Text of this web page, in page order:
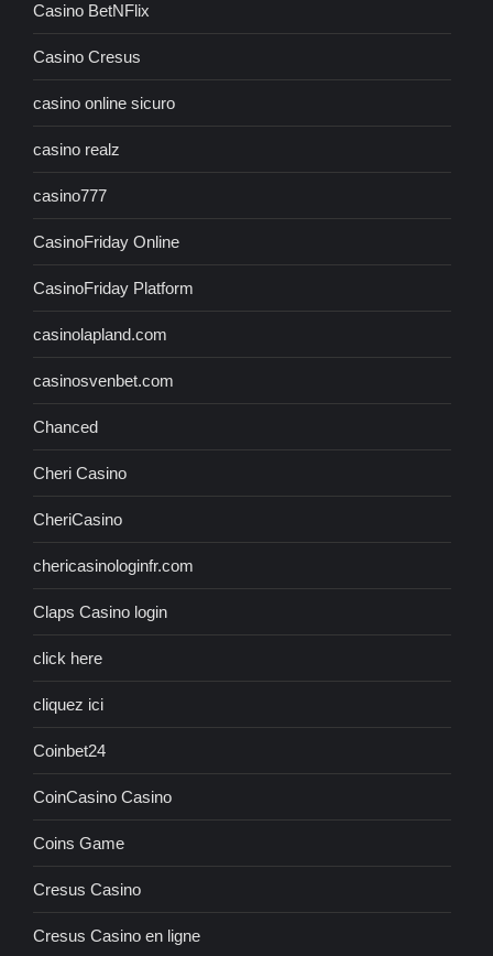
Casino BetNFlix
Casino Cresus
casino online sicuro
casino realz
casino777
CasinoFriday Online
CasinoFriday Platform
casinolapland.com
casinosvenbet.com
Chanced
Cheri Casino
CheriCasino
chericasinologinfr.com
Claps Casino login
click here
cliquez ici
Coinbet24
CoinCasino Casino
Coins Game
Cresus Casino
Cresus Casino en ligne